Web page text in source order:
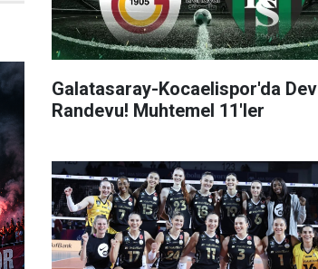
Galatasaray-Kocaelispor'da Dev
Randevu! Muhtemel 11'ler